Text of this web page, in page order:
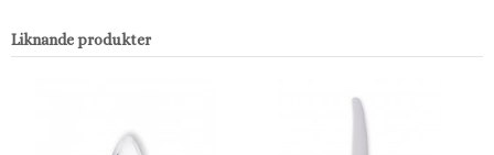
Liknande produkter